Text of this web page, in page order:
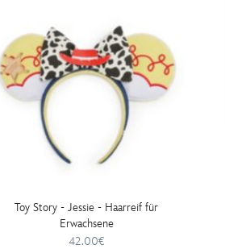
Toy Story - Jessie - Haarreif für
Erwachsene
42.00€